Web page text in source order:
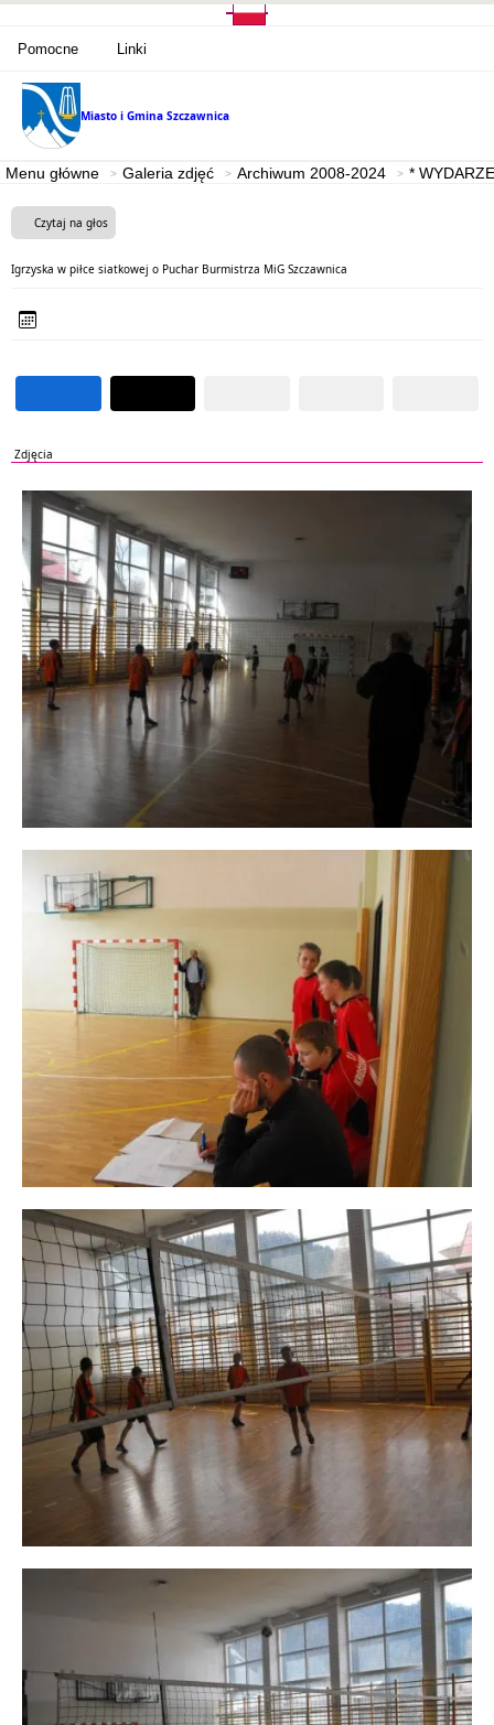
Pomocne Linki
Miasto i Gmina Szczawnica
Menu główne Galeria zdjęć Archiwum 2008-2024 *
Czytaj na głos
Igrzyska w piłce siatkowej o Puchar Burmistrza MiG Szczawnica
Zdjęcia